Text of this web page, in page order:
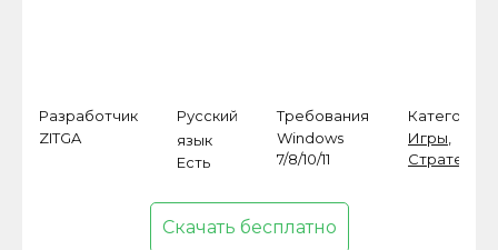
Разработчик
ZITGA
Русский
язык
Есть
Требования
Windows
7/8/10/11
Категория
Игры
Стратегии
Скачать бесплатно